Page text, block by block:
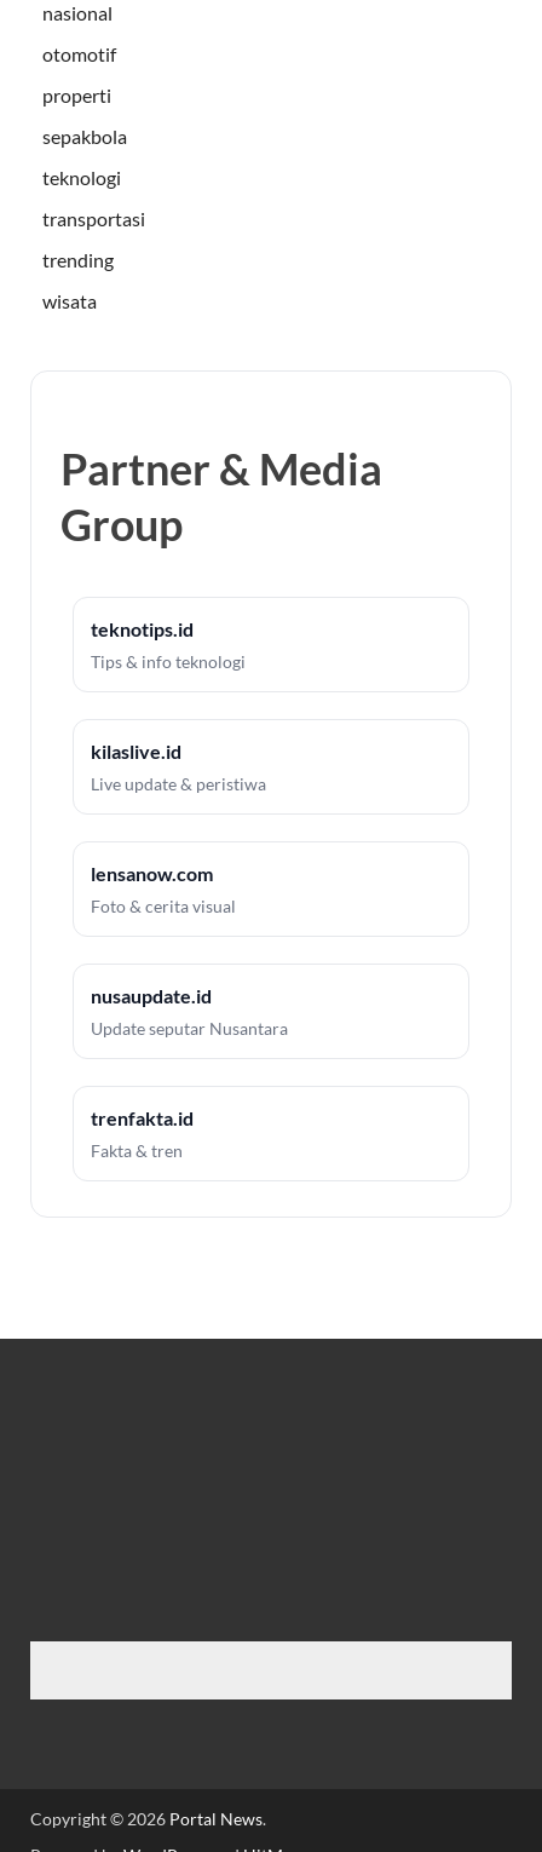
nasional
otomotif
properti
sepakbola
teknologi
transportasi
trending
wisata
Partner & Media
Group
teknotips.id
Tips & info teknologi
kilaslive.id
Live update & peristiwa
lensanow.com
Foto & cerita visual
nusaupdate.id
Update seputar Nusantara
trenfakta.id
Fakta & tren
Copyright © 2026 Portal News.